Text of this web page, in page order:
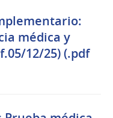
médica y
12/25) (.pdf